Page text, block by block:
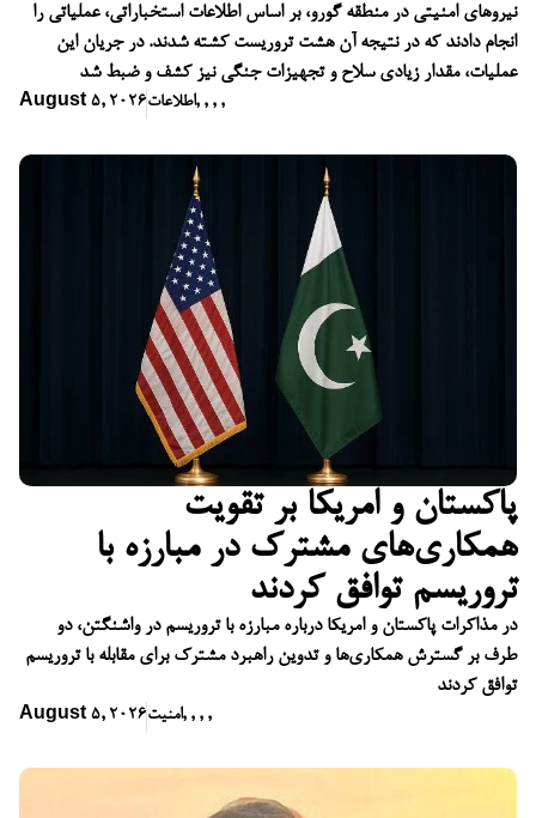
نیروهای امنیتی در منطقه گورو، بر اساس اطلاعات استخباراتی، عملیاتی را
انجام دادند که در نتیجه آن هشت تروریست کشته شدند. در جریان این
عملیات، مقدار زیادی سلاح و تجهیزات جنگی نیز کشف و ضبط شد
August 5, 2026اطلاعات, , , ,
پاکستان و امریکا بر تقویت
همکاری‌های مشترک در مبارزه با
تروریسم توافق کردند
در مذاکرات پاکستان و امریکا درباره مبارزه با تروریسم در واشنگتن، دو
طرف بر گسترش همکاری‌ها و تدوین راهبرد مشترک برای مقابله با تروریسم
توافق کردند
August 5, 2026امنیت, , , ,